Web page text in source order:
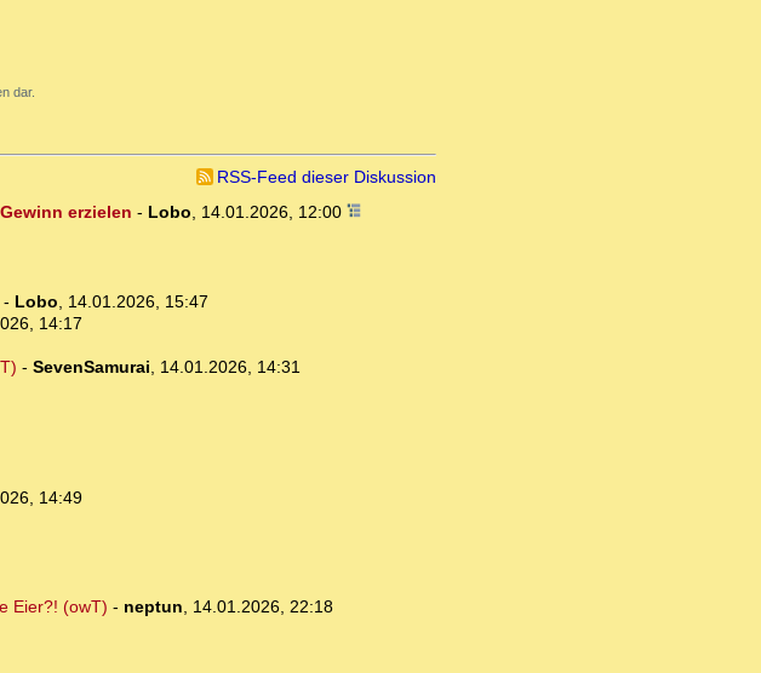
dar.
RSS-Feed dieser Diskussion
erzielen - Lobo, 14.01.2026, 12:00
- Lobo, 14.01.2026, 15:47
14:17
- SevenSamurai, 14.01.2026, 14:31
14:49
Eier?! (owT) - neptun, 14.01.2026, 22:18